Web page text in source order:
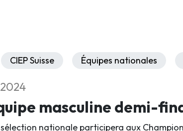
CIEP Suisse Équipes nationales
masculine demi-
nationale participera aux